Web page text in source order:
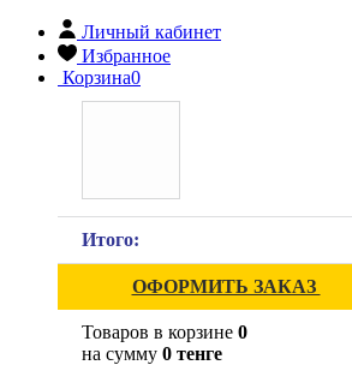
Личный кабинет
Избранное
Корзина0
Итого:
ОФОРМИТЬ ЗАКАЗ
Товаров в корзине 0
на сумму 0 тенге